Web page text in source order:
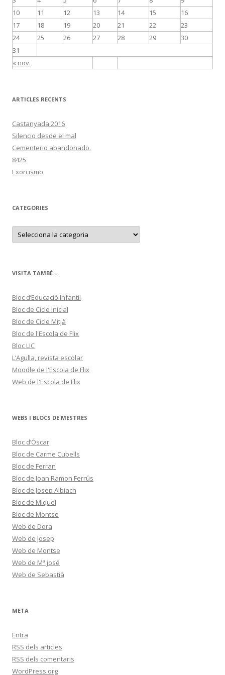
« nov.
10
11 12 13 14 15
16
17
18 19 20 21 22
23
24
25 26 27 28 29
30
31
ARTICLES RECENTS
Castanyada 2016
Silencio desde el mal
Cementerio abandonado.
8425
Exorcismo
CATEGORIES
C
t
r
i
VISITA TAMBÉ ...
Bloc d’Educació Infantil
Bloc de Cicle Inicial
Bloc de Cicle Mitjà
Bloc de l'Escola de Flix
Bloc LIC
L’Agulla, revista escolar
Moodle de l'Escola de Flix
Web de l'Escola de Flix
WEBS I BLOCS DE MESTRES
Bloc d’Óscar
Bloc de Carme Cubells
Bloc de Ferran
Bloc de Joan Ramon Ferrús
Bloc de Josep Albiach
Bloc de Miquel
Bloc de Montse
Web de Dora
Web de Josep
Web de Montse
Web de Mª josé
Web de Sebastià
META
Entra
RSS dels articles
RSS dels comentaris
WordPress.org